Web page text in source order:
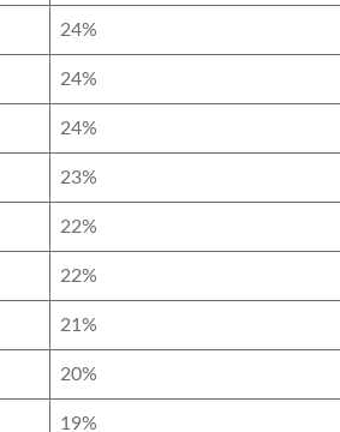
24%
24%
24%
23%
22%
22%
21%
20%
19%